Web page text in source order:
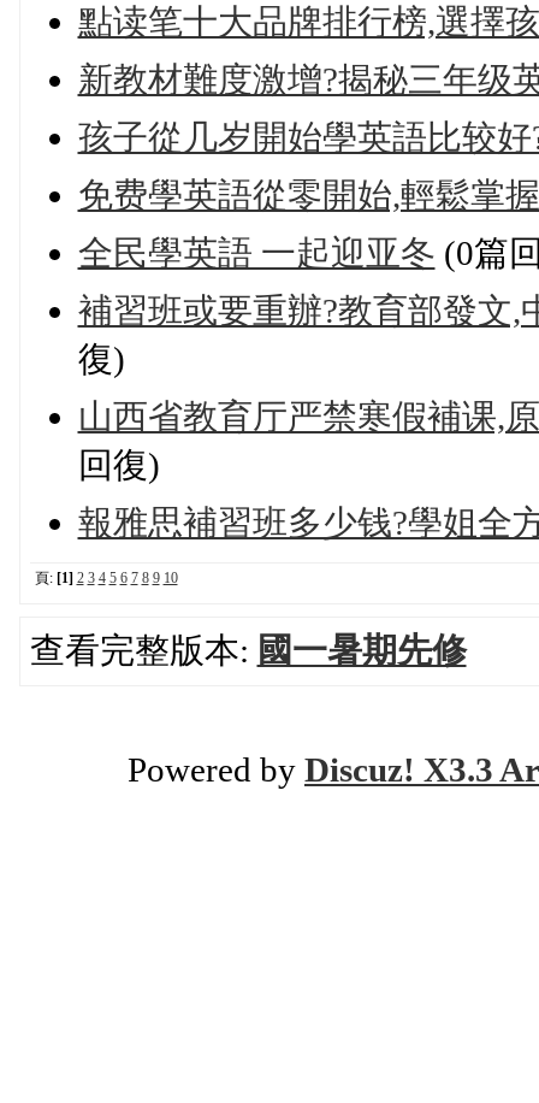
點读笔十大品牌排行榜,選擇
新教材難度激增?揭秘三年级
孩子從几岁開始學英語比较
免费學英語從零開始,輕鬆掌
全民學英語 一起迎亚冬 (0篇
補習班或要重辦?教育部發文,
復)
山西省教育厅严禁寒假補课,
回復)
報雅思補習班多少钱?學姐全
頁: [1] 2 3 4 5 6 7 8 9 10
查看完整版本: 國一暑期先修
Powered by Discuz! X3.3